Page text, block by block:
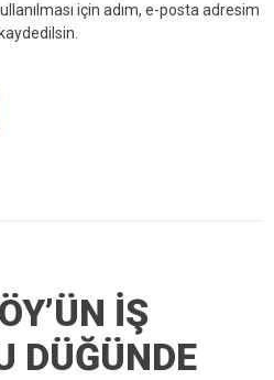
için adım, e-posta adresim
İŞ
DÜĞÜNDE